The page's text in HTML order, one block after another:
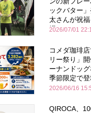
ックバター
太さんが祝
場
2026/07/01
コメダ珈琲
リー祭り」
ーナンドッ
季節限定で
2026/06/16
QIROCA、